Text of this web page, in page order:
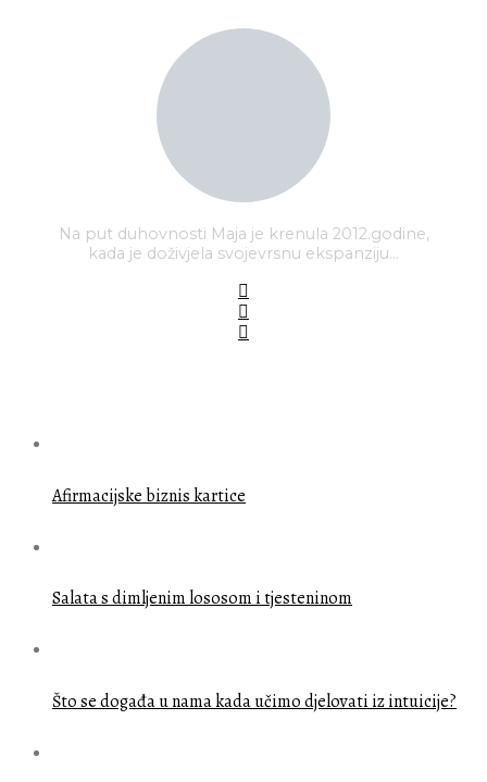
Na put duhovnosti Maja je krenula 2012.godine,
kada je doživjela svojevrsnu ekspanziju…
Afirmacijske biznis kartice
Salata s dimljenim lososom i tjesteninom
Što se događa u nama kada učimo djelovati iz intuicije?